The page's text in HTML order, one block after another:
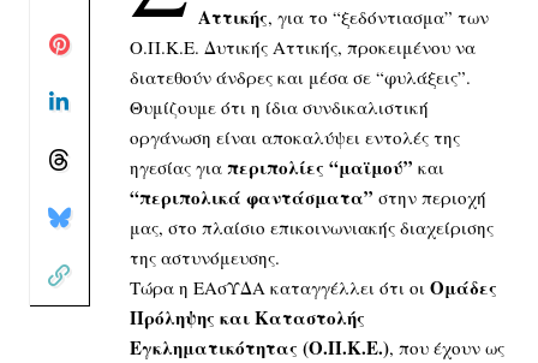
Αττικής, για το “ξεδόντιασμα” των
Ο.Π.Κ.Ε. Δυτικής Αττικής, προκειμένου να
διατεθούν άνδρες και μέσα σε “φυλάξεις”.
Θυμίζουμε ότι η ίδια συνδικαλιστική
οργάνωση είναι αποκαλύψει εντολές της
ηγεσίας για περιπολίες “μαϊμού” και
“περιπολικά φαντάσματα” στην περιοχή
μας, στο πλαίσιο επικοινωνιακής διαχείρισης
της αστυνόμευσης.
Τώρα η ΕΑσΥΔΑ καταγγέλλει ότι οι Ομάδες
Πρόληψης και Καταστολής
Εγκληματικότητας (Ο.Π.Κ.Ε.), που έχουν ως